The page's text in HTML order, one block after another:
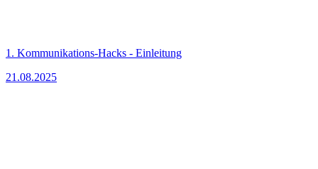
1. Kommunikations-Hacks - Einleitung
21.08.2025